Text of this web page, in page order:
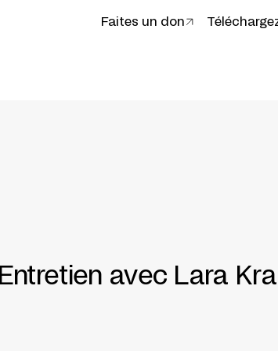
Faites un don
Entretien avec Lara